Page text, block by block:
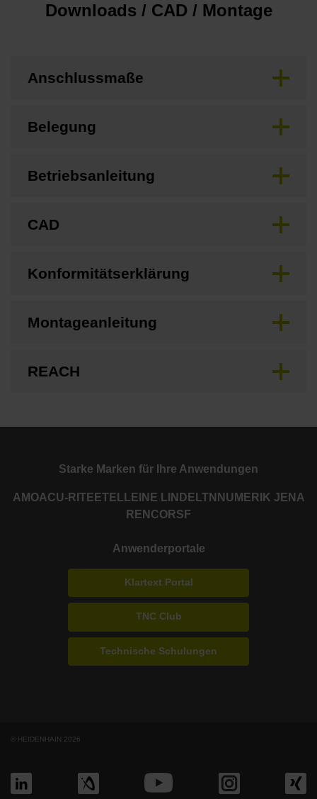
Downloads / CAD / Montage
Anschlussmaße
Belegung
Betriebsanleitung
CAD
Konformitätserklärung
Montageanleitung
REACH
Starke Marken für Ihre Anwendungen
AMOACU-RITE ETEL LEINE LINDE LTN NUMERIK JENA
RENCORSF
Anwenderportale
Klartext Portal
TNC Club
Technische Schulungen
© HEIDENHAIN 2026